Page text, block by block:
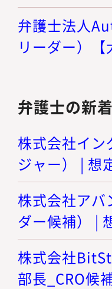
弁護士法人
リーダー）
弁護士の新
株式会社イン
ジャー） | 想
株式会社アバ
ダー候補） |
株式会社
部長_CRO候